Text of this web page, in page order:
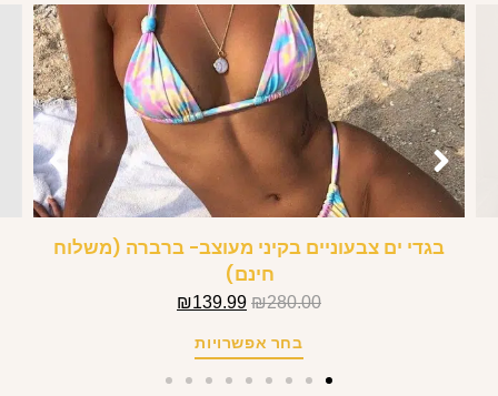
בגדי ים צבעוניים בקיני מעוצב- ברברה (משלוח
חינם)
₪280.00
₪139.99
בחר אפשרויות